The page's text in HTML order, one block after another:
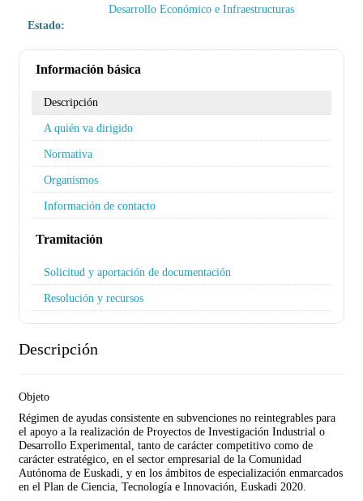
Desarrollo Económico e Infraestructuras
Estado:
Información básica
Descripción
A quién va dirigido
Normativa
Organismos
Información de contacto
Tramitación
Solicitud y aportación de documentación
Resolución y recursos
Descripción
Objeto
Régimen de ayudas consistente en subvenciones no reintegrables para
el apoyo a la realización de Proyectos de Investigación Industrial o
Desarrollo Experimental, tanto de carácter competitivo como de
carácter estratégico, en el sector empresarial de la Comunidad
Autónoma de Euskadi, y en los ámbitos de especialización enmarcados
en el Plan de Ciencia, Tecnología e Innovación, Euskadi 2020.